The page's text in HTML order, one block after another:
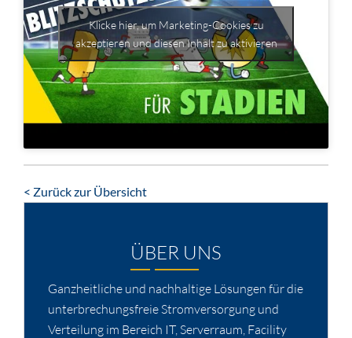
Klicke hier, um Marketing-Cookies zu
akzeptieren und diesen Inhalt zu aktivieren
< Zurück zur Übersicht
ÜBER UNS
Ganzheitliche und nachhaltige Lösungen für die
unterbrechungsfreie Stromversorgung und
Verteilung im Bereich IT, Serverraum, Facility